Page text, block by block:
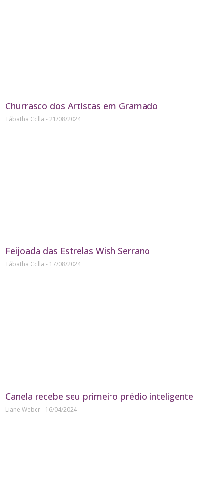
Churrasco dos Artistas em Gramado
Tábatha Colla 21/08/2024
Feijoada das Estrelas Wish Serrano
Tábatha Colla 17/08/2024
Canela recebe seu primeiro prédio inteligente
Liane Weber 16/04/2024